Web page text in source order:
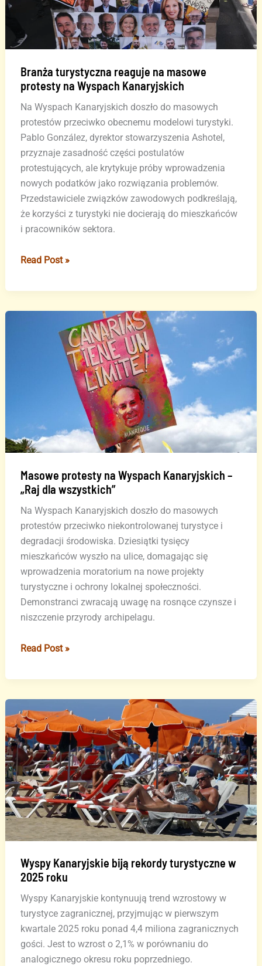
Branża turystyczna reaguje na masowe
protesty na Wyspach Kanaryjskich
Na Wyspach Kanaryjskich doszło do masowych
protestów przeciwko obecnemu modelowi turystyki.
Pablo González, dyrektor stowarzyszenia Ashotel,
przyznaje zasadność części postulatów
protestujących, ale krytykuje próby wprowadzenia
nowych podatków jako rozwiązania problemów.
Przedstawiciele związków zawodowych podkreślają,
że korzyści z turystyki nie docierają do mieszkańców
i pracowników sektora.
Branża
reaguje
Read Post »
Masowe protesty na Wyspach Kanaryjskich –
„Raj dla wszystkich”
Na Wyspach Kanaryjskich doszło do masowych
protestów przeciwko niekontrolowanej turystyce i
degradacji środowiska. Dziesiątki tysięcy
mieszkańców wyszło na ulice, domagając się
wprowadzenia moratorium na nowe projekty
turystyczne i ochrony lokalnej społeczności.
Demonstranci zwracają uwagę na rosnące czynsze i
niszczenie przyrody archipelagu.
Masowe
na
Kanaryjskich
–
„Raj
dla
wszystkich”
Read Post »
Wyspy Kanaryjskie biją rekordy turystyczne w
2025 roku
Wyspy Kanaryjskie kontynuują trend wzrostowy w
turystyce zagranicznej, przyjmując w pierwszym
kwartale 2025 roku ponad 4,4 miliona zagranicznych
gości. Jest to wzrost o 2,1% w porównaniu do
analogicznego okresu roku poprzedniego.